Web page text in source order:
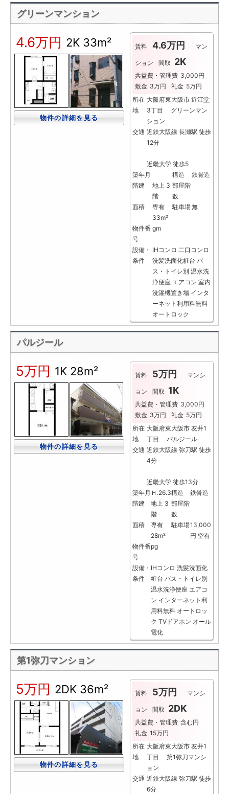
グリーンマンション
4.6万円 2K 33m²
物件の詳細を見る
賃料 4.6万円 マン
ション 間取 2K
共益費・管理費 3,000円
敷金 3万円 礼金 5万円
所在
地
大阪府東大阪市 近江堂
3丁目 グリーンマン
ション
交通 近鉄大阪線 長瀬駅 徒歩
12分
近畿大学 徒歩5
築年月
構造
鉄骨造
階建
地上 3
階
部屋階
数
面積
専有
33m²
駐車場無
物件番
号
gm
設備・
条件
IHコンロ 二口コンロ
洗髪洗面化粧台 バ
ス・トイレ別 温水洗
浄便座 エアコン 室内
洗濯機置き場 インタ
ーネット利用料無料
オートロック
パルジール
5万円 1K 28m²
物件の詳細を見る
賃料 5万円 マンシ
ョン 間取 1K
共益費・管理費 3,000円
敷金 3万円 礼金 5万円
所在
地
大阪府東大阪市 友井1
丁目 パルジール
交通 近鉄大阪線 弥刀駅 徒歩
4分
近畿大学 徒歩13分
築年月 Ｈ.26.3構造
鉄骨造
階建
地上 3
階
部屋階
数
面積
専有
28m²
駐車場13,000
円 空有
物件番
号
pg
設備・
条件
IHコンロ 洗髪洗面化
粧台 バス・トイレ別
温水洗浄便座 エアコ
ン インターネット利
用料無料 オートロッ
ク TVドアホン オール
電化
第1弥刀マンション
5万円 2DK 36m²
物件の詳細を見る
賃料 5万円 マンシ
ョン 間取 2DK
共益費・管理費 含む円
礼金 15万円
所在
地
大阪府東大阪市 友井1
丁目 第1弥刀マンシ
ョン
交通 近鉄大阪線 弥刀駅 徒歩
6分